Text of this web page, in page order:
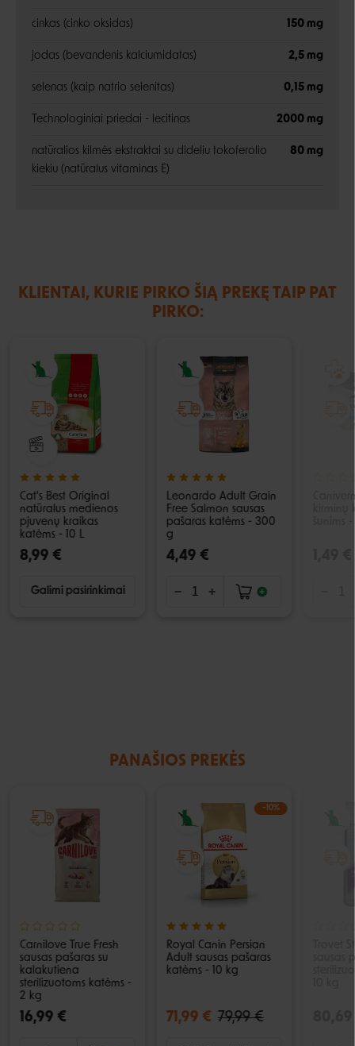
cinkas (cinko oksidas) 150 mg
jodas (bevandenis kalciumidatas) 2,5 mg
selenas (kaip natrio selenitas) 0,15 mg
Technologiniai priedai - lecitinas 2000 mg
natūralios kilmės ekstraktai su dideliu tokoferolio
kiekiu (natūralus vitaminas E)
80 mg
KLIENTAI, KURIE PIRKO ŠIĄ PREKĘ TAIP PAT
PIRKO:
Cat's Best Original
natūralus medienos
pjuvenų kraikas
katėms - 10 L
8,99 €
Galimi pasirinkimai
Leonardo Adult Grain
Free Salmon sausas
pašaras katėms - 300
g
4,49 €
kirminų
PANAŠIOS PREKĖS
Carnilove True Fresh
sausas pašaras su
kalakutiena
sterilizuotoms katėms -
2 kg
16,99 €
−10%
Royal Canin Persian
Adult sausas pašaras
katėms - 10 kg
71,99 € 79,99 €
sausas